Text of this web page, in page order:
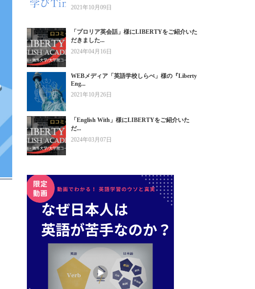
2021年10月09日
「プロリア英会話」様にLIBERTYをご紹介いた
だきました...
2024年04月16日
WEBメディア「英語学校しらべ」様の『Liberty
Eng...
2021年10月26日
「English With」様にLIBERTYをご紹介いた
だ...
2024年03月07日